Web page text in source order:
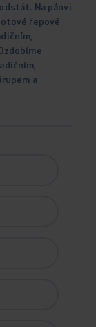
Na pánvi
řepové
a